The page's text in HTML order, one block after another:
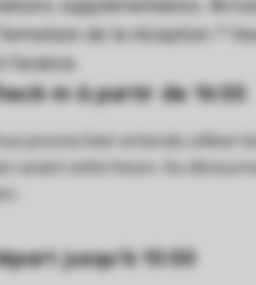
pouvez bien entendu utiliser
avant cette heure. Ou